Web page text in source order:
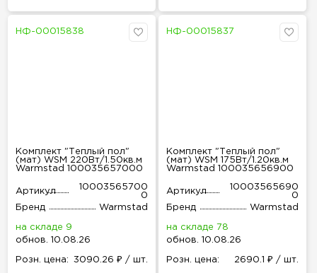
НФ-00015838
Комплект "Теплый пол"
(мат) WSM 220Вт/1.50кв.м
Warmstad 100035657000
Артикул
10003565700
0
Бренд
Warmstad
на складе 9
обнов
10.08.26
Розн цена: 3090.26 ₽ / шт.
НФ-00015837
Комплект "Теплый пол"
(мат) WSM 175Вт/1.20кв.м
Warmstad 100035656900
Артикул
10003565690
0
Бренд
Warmstad
на складе 78
обнов
10.08.26
Розн цена: 2690.1 ₽ / шт.